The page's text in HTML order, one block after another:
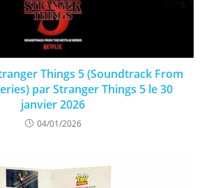
Things 5 (Soundtrack From
par Stranger Things 5 le 30
janvier 2026
04/01/2026